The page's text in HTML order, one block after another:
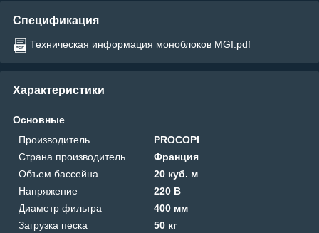
Спецификация
Техническая информация моноблоков MGI.pdf
Характеристики
Основные
Производитель
PROCOPI
Страна производитель
Франция
Объем бассейна
20 куб. м
Напряжение
220 В
Диаметр фильтра
400 мм
Загрузка песка
50 кг